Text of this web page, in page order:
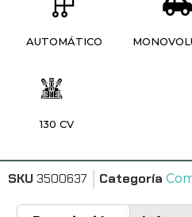
AUTOMÁTICO
130 CV
SKU 3500637 Categoría